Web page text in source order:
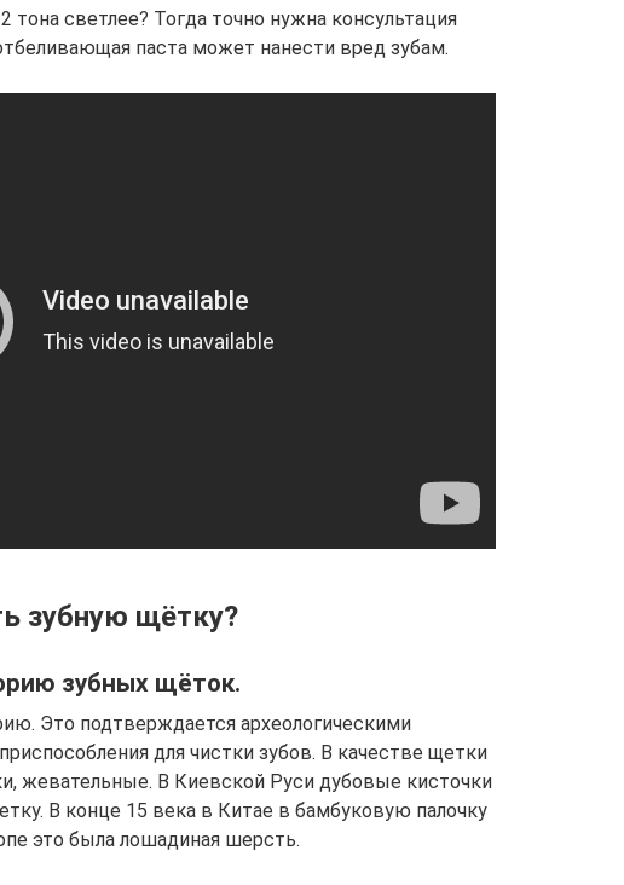
светлее? Тогда точно нужна консультация
паста может нанести вред зубам.
зубную щётку?
зубных щёток.
Это подтверждается археологическими
для чистки зубов. В качестве щетки
жевательные. В Киевской Руси дубовые кисточки
В конце 15 века в Китае в бамбуковую палочку
это была лошадиная шерсть.